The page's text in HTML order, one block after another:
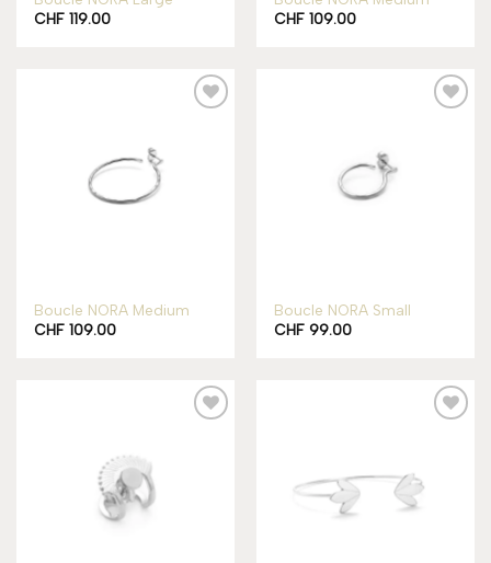
CHF 119.00
CHF 109.00
Boucle NORA Medium
CHF 109.00
Boucle NORA Small
CHF 99.00